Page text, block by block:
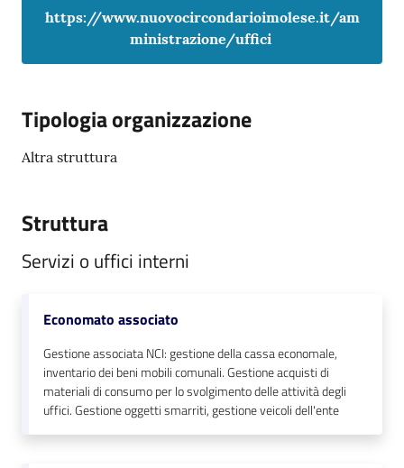
Servizi
line
Seguici
su
https://www.nuovocircondarioimolese.it/am
ministrazione/uffici
Tipologia organizzazione
Altra struttura
Struttura
Servizi o uffici interni
Economato associato
Gestione associata NCI: gestione della cassa economale,
inventario dei beni mobili comunali. Gestione acquisti di
materiali di consumo per lo svolgimento delle attività degli
uffici. Gestione oggetti smarriti, gestione veicoli dell'ente